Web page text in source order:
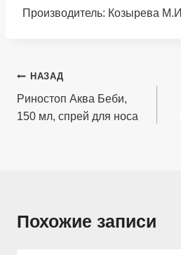
Производитель: Козырева
Навигация
по
записям
НАЗАД
Риностоп Аква Беби,
150 мл, спрей для носа
Похожие записи